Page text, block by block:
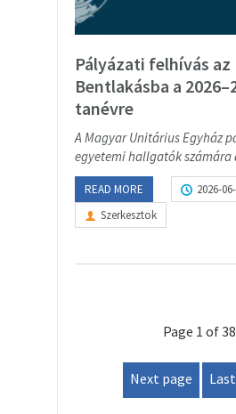
Pályázati felhívás
Bentlakásba a
tanévre
A Magyar Unitárius Egyház
egyetemi hallgatók számára
READ MORE
2026-
Szerkesztok
Page 1 of 38
Next page